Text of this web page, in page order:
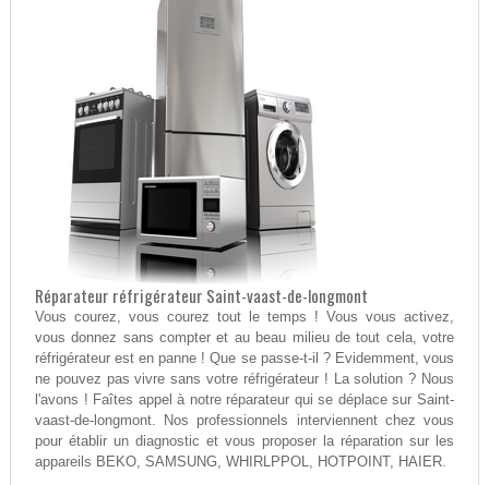
Réparateur réfrigérateur Saint-vaast-de-longmont
Vous courez, vous courez tout le temps ! Vous vous activez,
vous donnez sans compter et au beau milieu de tout cela, votre
réfrigérateur est en panne ! Que se passe-t-il ? Evidemment, vous
ne pouvez pas vivre sans votre réfrigérateur ! La solution ? Nous
l'avons ! Faîtes appel à notre réparateur qui se déplace sur Saint-
vaast-de-longmont. Nos professionnels interviennent chez vous
pour établir un diagnostic et vous proposer la réparation sur les
appareils BEKO, SAMSUNG, WHIRLPPOL, HOTPOINT, HAIER.